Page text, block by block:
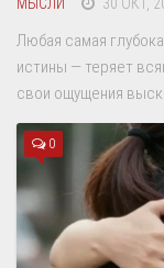
Любая самая
истины — теряет
свои ощущения
0